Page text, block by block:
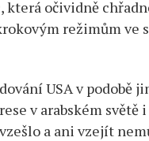
očividně
režimům ve
USA v podobě
v arabském světě
a ani vzejít